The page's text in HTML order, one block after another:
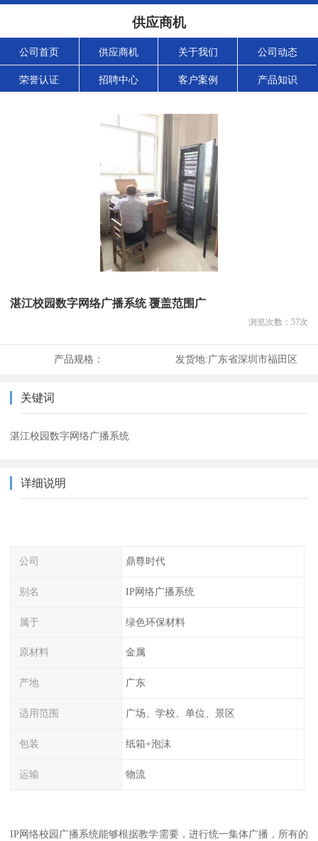
供应商机
公司首页 供应商机 关于我们 公司动态
荣誉认证 招聘中心 客户案例 产品知识
湛江校园数字网络广播系统 覆盖范围广
浏览次数： 57次
产品规格： 发货地:广东省深圳市福田区
关键词
湛江校园数字网络广播系统
详细说明
公司 鼎尊时代
别名 IP网络广播系统
属于 绿色环保材料
原材料 金属
产地 广东
适用范围 广场、学校、单位、景区
包装 纸箱+泡沫
运输 物流
IP网络校园广播系统能够根据教学需要，进行统一集体广播，所有的